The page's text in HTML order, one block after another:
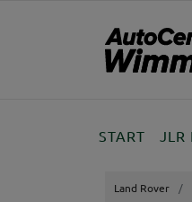
START JLR
Land Rover